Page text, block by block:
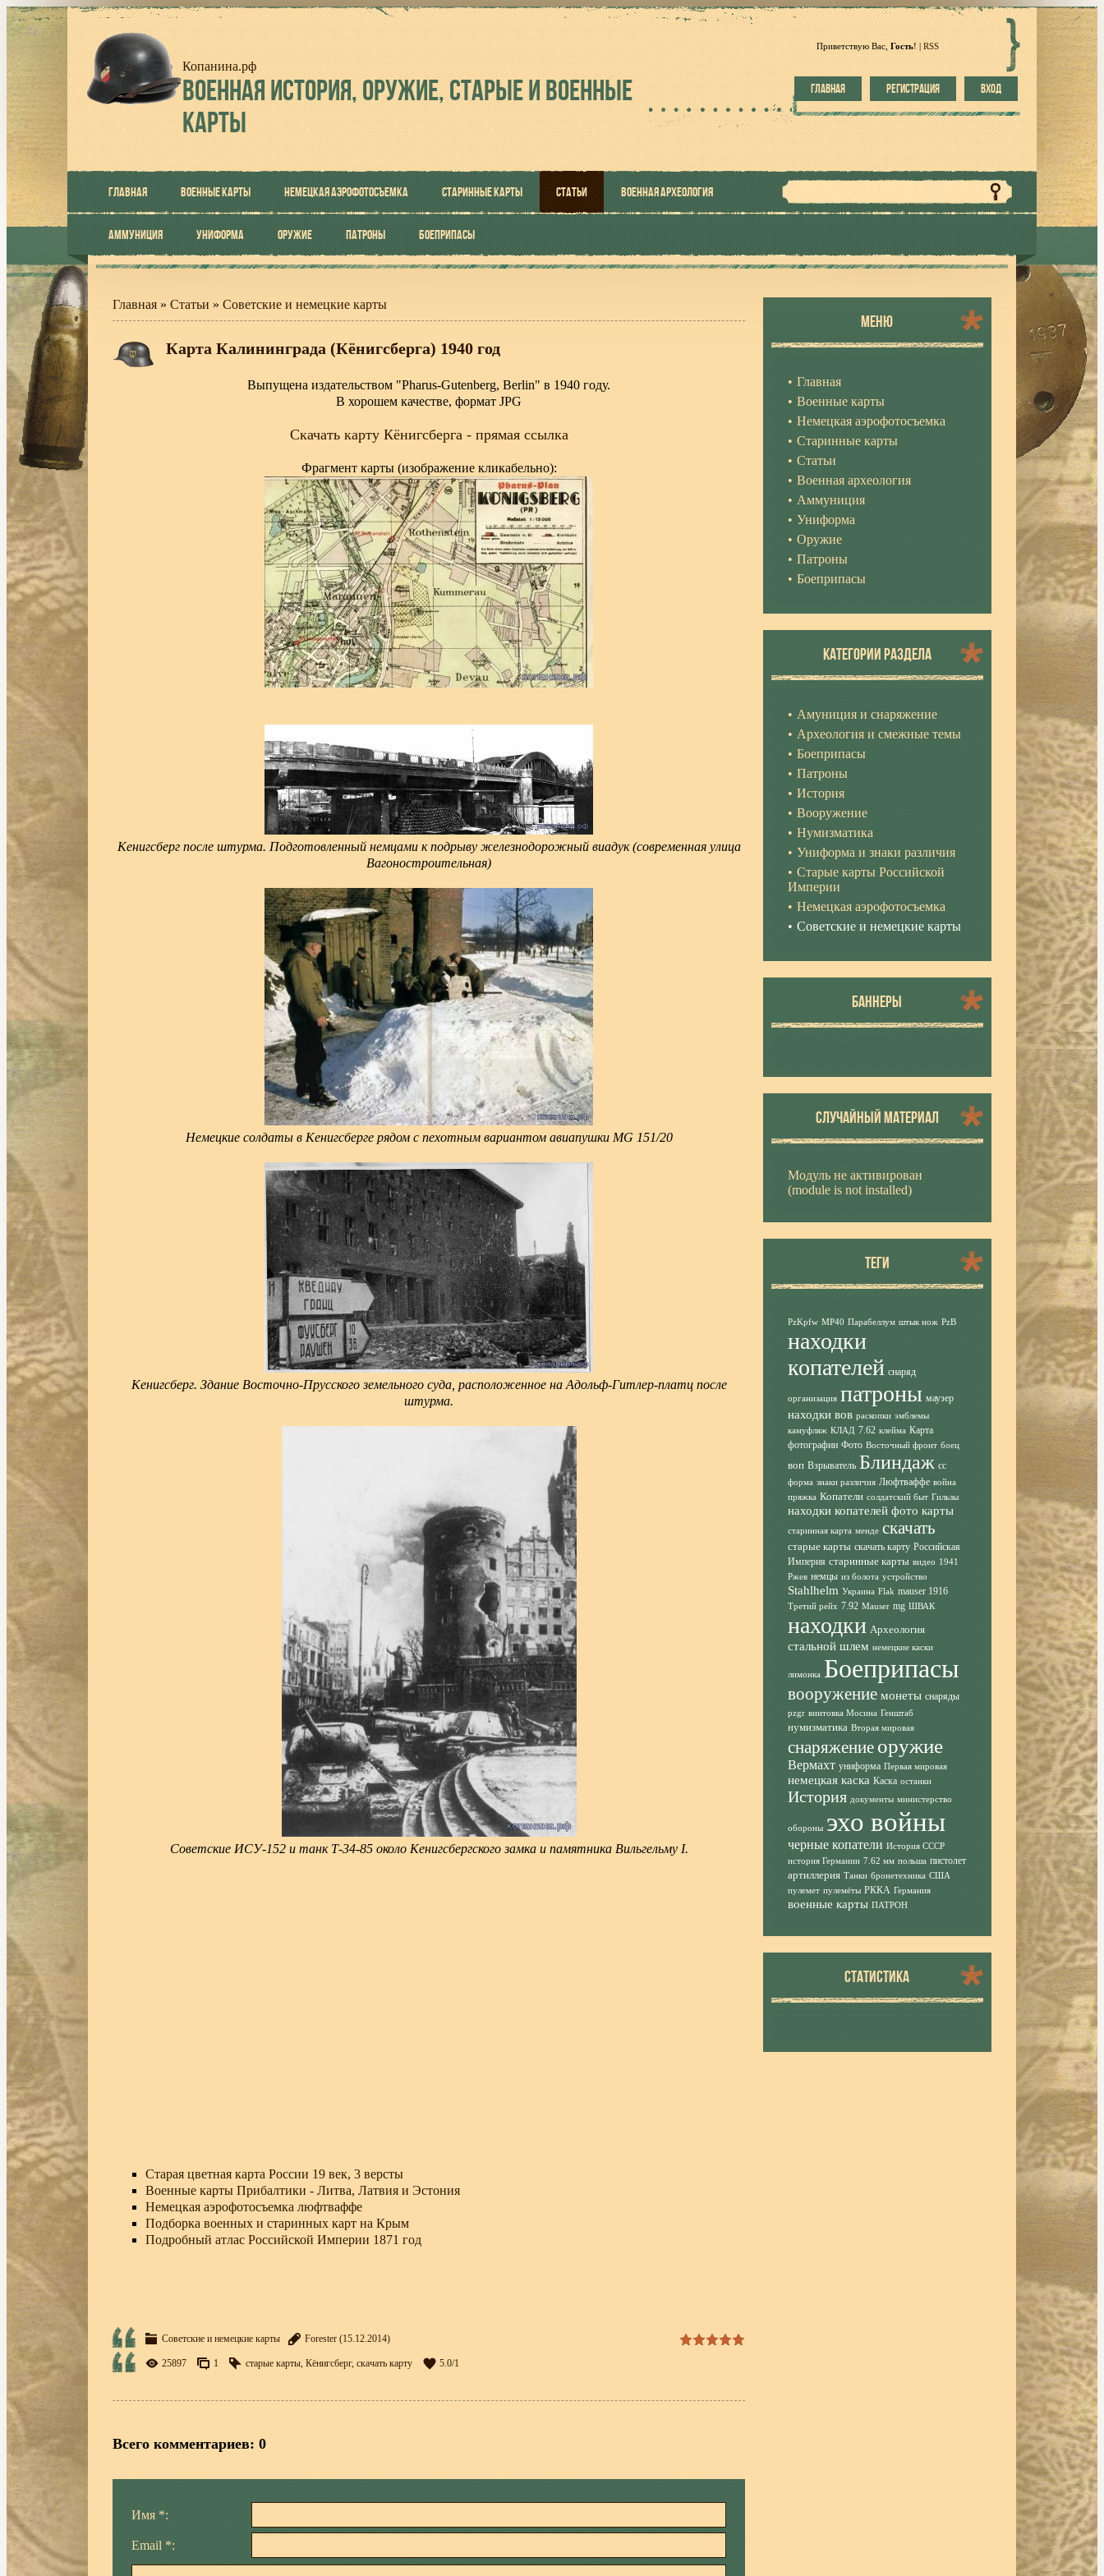
Копанина.рф
ВОЕННАЯИСТОРИЯ, ОРУЖИЕ, СТАРЫЕ И ВОЕННЫЕ
КАРТЫ
Приветствую Вас, Гость! RSS
ГЛАВНАЯ РЕГИСТРАЦИЯ ВХОД
ГЛАВНАЯ ВОЕННЫЕ КАРТЫ НЕМЕЦКАЯ АЭРОФОТОСЪЕМКА СТАРИННЫЕ КАРТЫ СТАТЬИ ВОЕННАЯ АРХЕОЛОГИЯ
АММУНИЦИЯ УНИФОРМА ОРУЖИЕ ПАТРОНЫ БОЕПРИПАСЫ
Главная » Статьи » Советские и немецкие карты
Карта Калининграда (Кёнигсберга) 1940 год
Выпущена издательством "Pharus-Gutenberg, Berlin" в 1940 году.
В хорошем качестве, формат JPG
Скачать карту Кёнигсберга - прямая ссылка
Фрагмент карты (изображение кликабельно):
Кенигсберг после штурма. Подготовленный немцами к подрыву железнодорожный виадук (современная улица
Вагоностроительная)
Немецкие солдаты в Кенигсберге рядом с пехотным вариантом авиапушки MG 151/20
Кенигсберг. Здание Восточно-Прусского земельного суда, расположенное на Адольф-Гитлер-платц после
штурма.
Советские ИСУ-152 и танк Т-34-85 около Кенигсбергского замка и памятника Вильгельму I.
Старая цветная карта России 19 век, 3 версты
Военные карты Прибалтики - Литва, Латвия и Эстония
Немецкая аэрофотосъемка люфтваффе
Подборка военных и старинных карт на Крым
Подробный атлас Российской Империи 1871 год
Советские и немецкие карты Forester (15.12.2014)
25897 1 старые карты, Кёнигсберг, скачать карту 5.0/1
Всего комментариев: 0
Имя *:
Email *:
МЕНЮ
Главная
Военные карты
Немецкая аэрофотосъемка
Старинные карты
Статьи
Военная археология
Аммуниция
Униформа
Оружие
Патроны
Боеприпасы
КАТЕГОРИИ РАЗДЕЛА
Амуниция и снаряжение
Археология и смежные темы
Боеприпасы
Патроны
История
Вооружение
Нумизматика
Униформа и знаки различия
Старые карты Российской
Империи
Немецкая аэрофотосъемка
Советские и немецкие карты
БАННЕРЫ
СЛУЧАЙНЫЙ МАТЕРИАЛ
Модуль не активирован
(module is not installed)
ТЕГИ
PzKpfw MP40 Парабеллум штык нож PzB
находки
копателей снаряд
организация патроны маузер
находки вов раскопки эмблемы
камуфляж КЛАД 7.62 клейма Карта
фотографии Фото Восточный фронт боец
воп Взрыватель Блиндаж сс
форма знаки различия Люфтваффе война
пряжка Копатели солдатский быт Гильзы
находки копателей фото карты
старинная карта менде скачать
старые карты скачать карту Российская
Империя старинные карты видео 1941
Ржев немцы из болота устройство
Stahlhelm Украина Flak mauser 1916
Третий рейх 7.92 Mauser mg ШВАК
находки Археология
стальной шлем немецкие каски
лимонка Боеприпасы
вооружение монеты снаряды
pzgr винтовка Мосина Генштаб
нумизматика Вторая мировая
снаряжение оружие
Вермахт униформа Первая мировая
немецкая каска Каска останки
История документы министерство
обороны эхо войны
черные копатели История СССР
история Германии 7.62 мм польша пистолет
артиллерия Танки бронетехника США
пулемет пулемёты РККА Германия
военные карты ПАТРОН
СТАТИСТИКА